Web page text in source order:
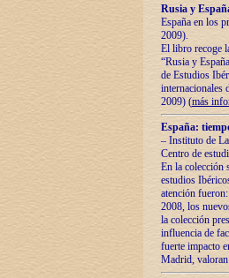
Rusia y
España en los
2009).
El libro recoge
“Rusia y
de Estudios
internacionales
2009) (más
España:
– Instituto de
Centro de
En la colección
estudios
atención
2008, los
la colección
influencia de
fuerte impacto
Madrid,